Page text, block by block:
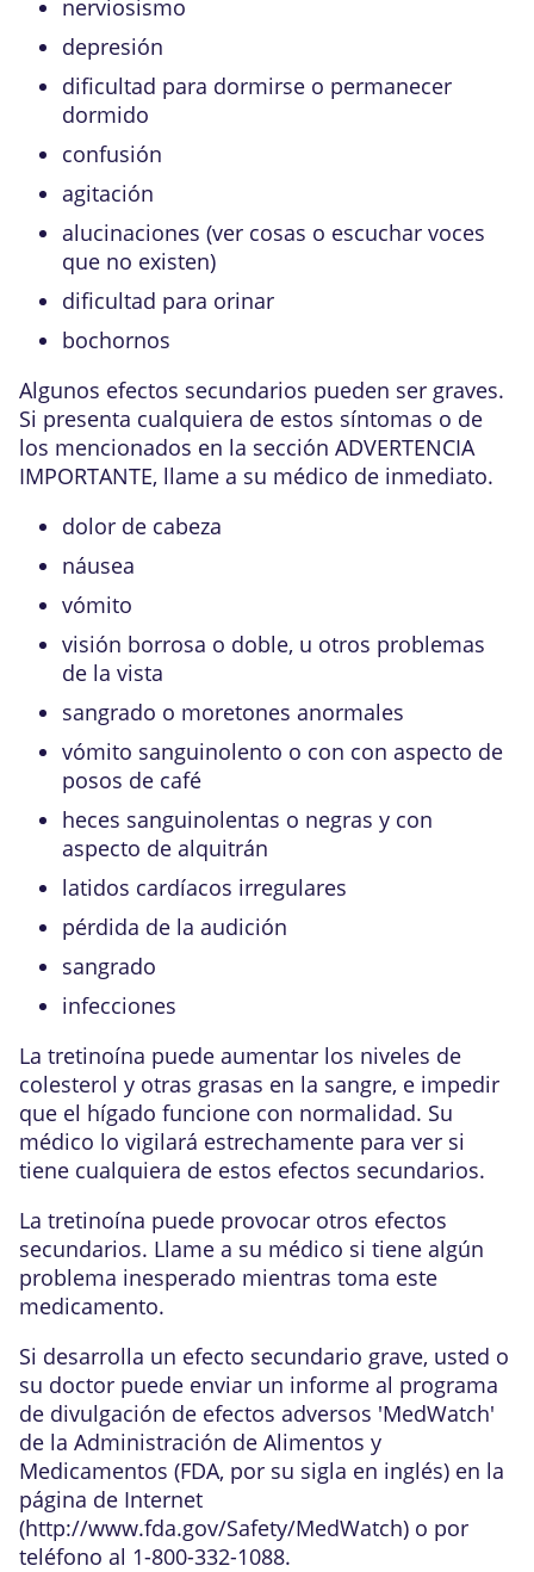
nerviosismo
depresión
dificultad para dormirse o permanecer
dormido
confusión
agitación
alucinaciones (ver cosas o escuchar voces
que no existen)
dificultad para orinar
bochornos
Algunos efectos secundarios pueden ser graves.
Si presenta cualquiera de estos síntomas o de
los mencionados en la sección ADVERTENCIA
IMPORTANTE, llame a su médico de inmediato.
dolor de cabeza
náusea
vómito
visión borrosa o doble, u otros problemas
de la vista
sangrado o moretones anormales
vómito sanguinolento o con con aspecto de
posos de café
heces sanguinolentas o negras y con
aspecto de alquitrán
latidos cardíacos irregulares
pérdida de la audición
sangrado
infecciones
La tretinoína puede aumentar los niveles de
colesterol y otras grasas en la sangre, e impedir
que el hígado funcione con normalidad. Su
médico lo vigilará estrechamente para ver si
tiene cualquiera de estos efectos secundarios.
La tretinoína puede provocar otros efectos
secundarios. Llame a su médico si tiene algún
problema inesperado mientras toma este
medicamento.
Si desarrolla un efecto secundario grave, usted o
su doctor puede enviar un informe al programa
de divulgación de efectos adversos 'MedWatch'
de la Administración de Alimentos y
Medicamentos (FDA, por su sigla en inglés) en la
página de Internet
(http://www.fda.gov/Safety/MedWatch) o por
teléfono al 1-800-332-1088.